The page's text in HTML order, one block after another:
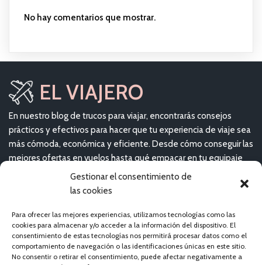
Gestionar el consentimiento de
las cookies
Para ofrecer las mejores experiencias, utilizamos tecnologías como las
cookies para almacenar y/o acceder a la información del dispositivo. El
consentimiento de estas tecnologías nos permitirá procesar datos como el
comportamiento de navegación o las identificaciones únicas en este sitio.
No consentir o retirar el consentimiento, puede afectar negativamente a
No hay comentarios que mostrar.
EL VIAJERO
En nuestro blog de trucos para viajar, encontrarás consejos
prácticos y efectivos para hacer que tu experiencia de viaje sea
más cómoda, económica y eficiente. Desde cómo conseguir las
mejores ofertas en vuelos hasta qué empacar en tu equipaje
de mano, aquí te brindaremos toda la información que
necesitas para planear el viaje perfecto.
ÚLTIMOS VIAJES